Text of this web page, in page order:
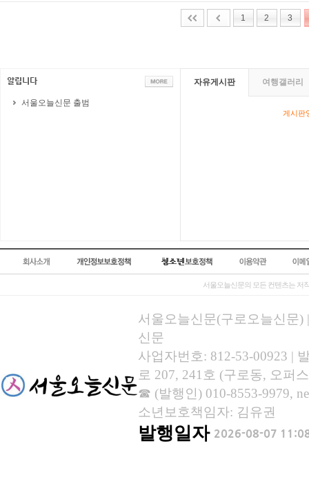
1 2 3
서울오늘신문 출범
자유게시판 여행갤러리
게시판
서울오늘신문의 모든 컨텐츠는 저
서울오늘신문(구로오늘신문)
신문
사업자번호: 812-53-00923 |
로 207, 241호 (구로동, 오퍼
☎ (발행인) 010-8553-9979,
소년보호책임자: 김유권
발행일자